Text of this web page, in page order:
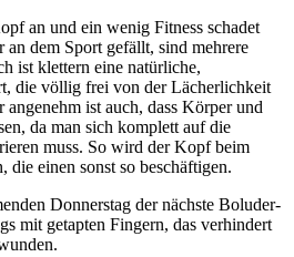
an und ein wenig Fitness schadet
dem Sport gefällt, sind mehrere
ist klettern eine natürliche,
die völlig frei von der Lächerlichkeit
angenehm ist auch, dass Körper und
da man sich komplett auf die
muss. So wird der Kopf beim
einen sonst so beschäftigen.
Donnerstag der nächste Boluder-
mit getapten Fingern, das verhindert